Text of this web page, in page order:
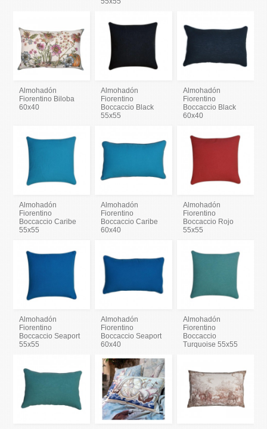
Almohadón
Fiorentino Biloba
60x40
Almohadón
Fiorentino
Boccaccio Black
55x55
Almohadón
Fiorentino
Boccaccio Black
60x40
Almohadón
Fiorentino
Boccaccio Caribe
55x55
Almohadón
Fiorentino
Boccaccio Caribe
60x40
Almohadón
Fiorentino
Boccaccio Rojo
55x55
Almohadón
Fiorentino
Boccaccio Seaport
55x55
Almohadón
Fiorentino
Boccaccio Seaport
60x40
Almohadón
Fiorentino
Boccaccio
Turquoise 55x55